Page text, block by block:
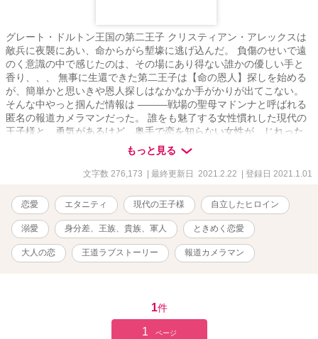
グレート・ドルトン王国の第二王子 クリスティアン・アレックスは
敵兵に夜襲にあい、命からがら塹壕に逃げ込んだ。 負傷のせいで遠
のく意識の中で感じたのは、その場にあり得ない誰かの優しい手と
香り、、、 無事に生還できた第二王子は【命の恩人】探しを始める
が、簡単かと思いきや恩人探しはなかなか手がかりが出てこない。
そんな中やっと掴んだ情報は ———戦場の聖母マドンナと呼ばれる
匿名の報道カメラマンだった。 誰をも魅了する女性慣れした現代の
王子様と、勇気があるけど、奥手で恋を知らない女性が、じれった
いけど少しづつ心を通わせわていく。 王子の一目惚れと見初められ
た女性が、様々な困難を乗り越えて、繰り広げていく溺愛ラブスト
ーリー。 別名【王子頑張れ物語？！】 どうか読む人皆さまの胸がキ
間がかかります。 ※作者の好みを詰め込んだご都合主義の王道恋物
語です。 ※緩い現代の設定です。 ※後半、戦争表現が若干ありま
す。 ※日本以外の国名、団体名はフィクションです。
———————————- 完結まで、毎日、数話ずつ更新します！
もっと見る
文字数 276,173 | 最終更新日 2021.2.22 | 登録日 2021.1.01
恋愛 エタニティ 現代の王子様 自立したヒロイン
溺愛 身分差、王族、貴族、軍人 ときめく恋愛
大人の恋 王道ラブストーリー 報道カメラマン
1件
1 ページ